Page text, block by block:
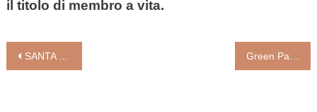
il titolo di membro a vita.
Navigazione
SANTA MARTA, STORIA E CURIOSITÀ DELLA CASA DEL PAPA